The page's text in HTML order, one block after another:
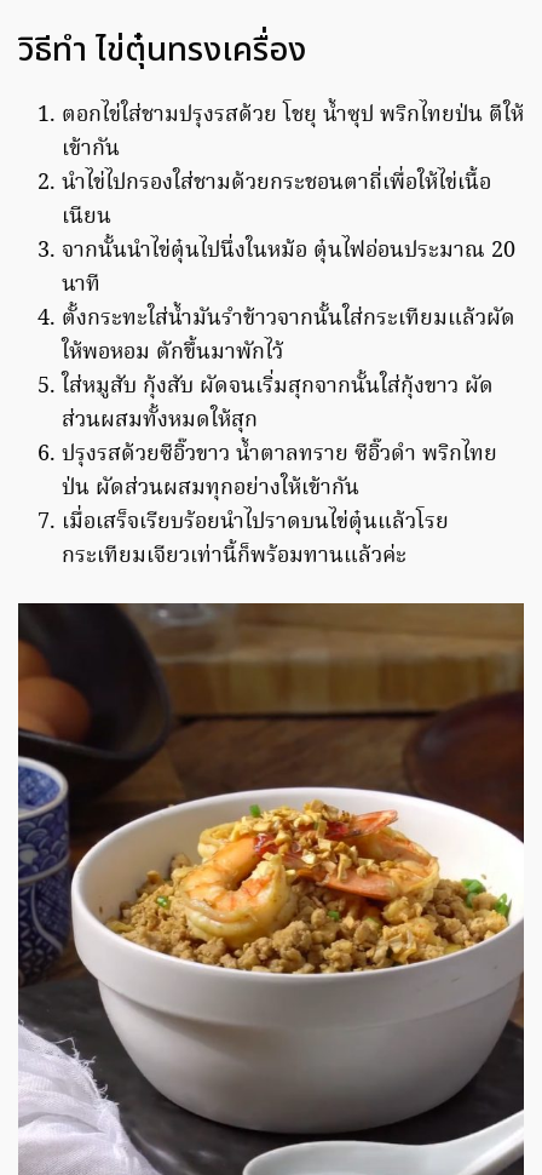
วิธีทำ ไข่ตุ๋นทรงเครื่อง
ตอกไข่ใส่ชามปรุงรสด้วย โชยุ น้ำซุป พริกไทยป่น ตีให้
เข้ากัน
นำไข่ไปกรองใส่ชามด้วยกระชอนตาถี่เพื่อให้ไข่เนื้อ
เนียน
จากนั้นนำไข่ตุ๋นไปนึ่งในหม้อ ตุ๋นไฟอ่อนประมาณ 20
นาที
ตั้งกระทะใส่น้ำมันรำข้าวจากนั้นใส่กระเทียมแล้วผัด
ให้พอหอม ตักขึ้นมาพักไว้
ใส่หมูสับ กุ้งสับ ผัดจนเริ่มสุกจากนั้นใส่กุ้งขาว ผัด
ส่วนผสมทั้งหมดให้สุก
ปรุงรสด้วยซีอิ๊วขาว น้ำตาลทราย ซีอิ๊วดำ พริกไทย
ป่น ผัดส่วนผสมทุกอย่างให้เข้ากัน
เมื่อเสร็จเรียบร้อยนำไปราดบนไข่ตุ๋นแล้วโรย
กระเทียมเจียวเท่านี้ก็พร้อมทานแล้วค่ะ